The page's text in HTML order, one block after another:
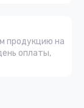
продукцию на
оплаты,